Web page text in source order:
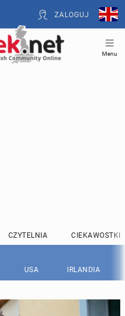
ZALOGUJ
Menu
CZYTELNIA CIEKAWOSTKI
USA IRLANDIA